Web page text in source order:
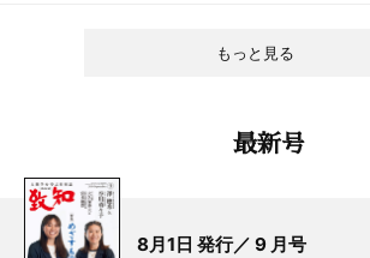
もっと見る
最新号
8月1日 発行／ 9 月号